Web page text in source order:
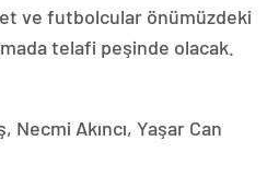
ve futbolcular önümüzdeki
telafi peşinde olacak.
Necmi Akıncı, Yaşar Can